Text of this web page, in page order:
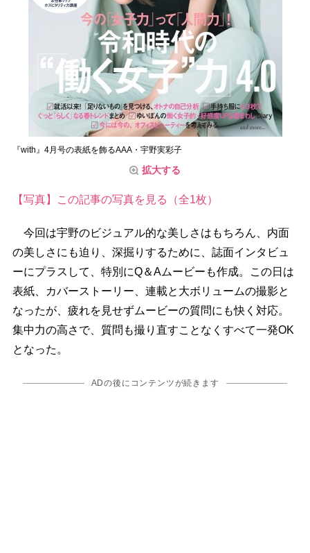
『with』4月号の表紙を飾るAAA・宇野実彩子
拡大する
【写真】この記事の写真を見る（全1枚）
今回は宇野のビジュアル的な美しさはもちろん、内面
の美しさにも迫り、深掘りするために、誌面インタビュ
ーにプラスして、特別にQ＆Aムービーも作成。この日は
表紙、カバーストーリー、連載と大ボリュームの撮影と
なったが、疲れを見せずムービーの質問にも快く対応。
集中力の高さで、質問も撮り直すことなくすべて一発OK
となった。
ADの後にコンテンツが続きます